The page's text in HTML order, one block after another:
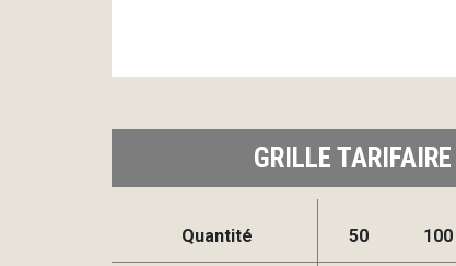
GRILLE TARIFAIRE
Quantité 50 100